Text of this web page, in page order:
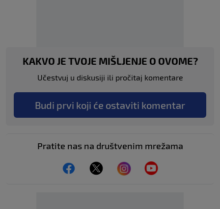
KAKVO JE TVOJE MIŠLJENJE O OVOME?
Učestvuj u diskusiji ili pročitaj komentare
Budi prvi koji će ostaviti komentar
Pratite nas na društvenim mrežama